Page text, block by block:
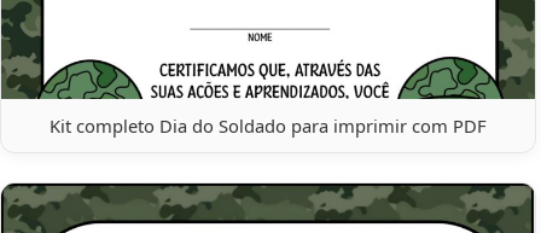
Kit completo Dia do Soldado para imprimir com PDF